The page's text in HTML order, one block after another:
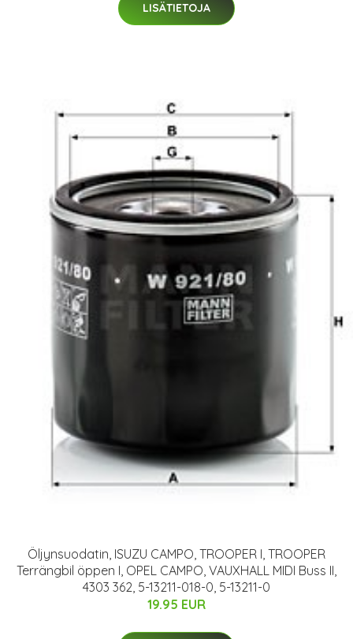
LISÄTIETOJA
Öljynsuodatin, ISUZU CAMPO, TROOPER I, TROOPER
Terrängbil öppen I, OPEL CAMPO, VAUXHALL MIDI Buss II,
4303 362, 5-13211-018-0, 5-13211-0
19.95 EUR